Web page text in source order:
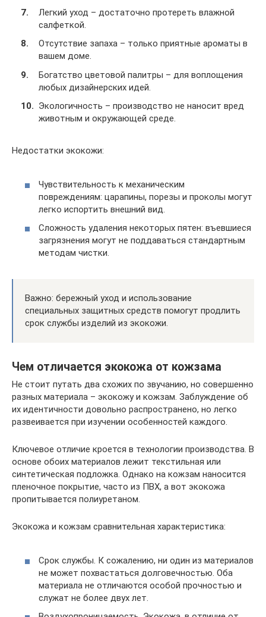
Легкий уход – достаточно протереть влажной
салфеткой.
Отсутствие запаха – только приятные ароматы в
вашем доме.
Богатство цветовой палитры – для воплощения
любых дизайнерских идей.
Экологичность – производство не наносит вред
животным и окружающей среде.
Недостатки экокожи:
Чувствительность к механическим
повреждениям: царапины, порезы и проколы могут
легко испортить внешний вид.
Сложность удаления некоторых пятен: въевшиеся
загрязнения могут не поддаваться стандартным
методам чистки.
Важно: бережный уход и использование
специальных защитных средств помогут продлить
срок службы изделий из экокожи.
Чем отличается экокожа от кожзама
Не стоит путать два схожих по звучанию, но совершенно
разных материала – экокожу и кожзам. Заблуждение об
их идентичности довольно распространено, но легко
развеивается при изучении особенностей каждого.
Ключевое отличие кроется в технологии производства. В
основе обоих материалов лежит текстильная или
синтетическая подложка. Однако на кожзам наносится
пленочное покрытие, часто из ПВХ, а вот экокожа
пропитывается полиуретаном.
Экокожа и кожзам сравнительная характеристика:
Срок службы. К сожалению, ни один из материалов
не может похвастаться долговечностью. Оба
материала не отличаются особой прочностью и
служат не более двух лет.